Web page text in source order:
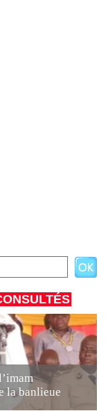
la banlieue